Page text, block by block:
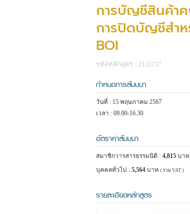
การบัญชีสินค้า
การปิดบัญชีสำห
BOI
รหัสหลักสูตร : 21/2237
กำหนดการสัมมนา
วันที่ : 15 พฤษภาคม 2567
เวลา : 09.00-16.30
อัตราค่าสัมมนา
สมาชิกวารสารธรรมนิติ : 4,815 บาท
บุคคลทั่วไป : 5,564 บาท ( รวม VAT )
รายละเอียดหลักสูตร